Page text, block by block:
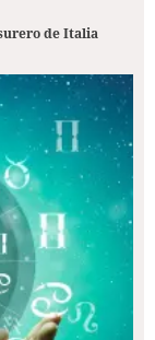
de Italia